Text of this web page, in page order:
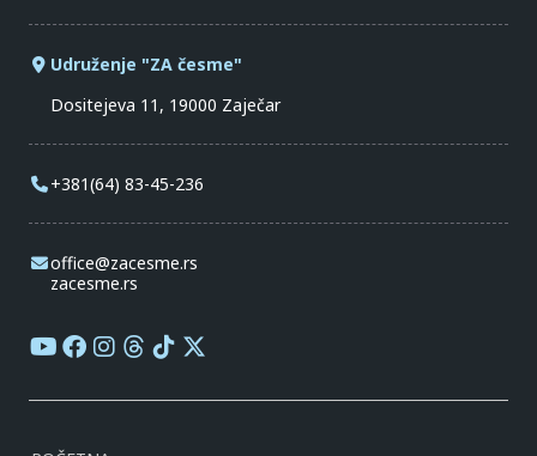
Udruženje "ZA česme"
Dositejeva 11, 19000 Zaječar
+381(64) 83-45-236
office@zacesme.rs
zacesme.rs